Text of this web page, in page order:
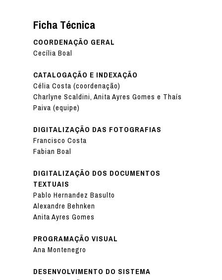
Ficha Técnica
COORDENAÇÃO GERAL
Cecília Boal
CATALOGAÇÃO E INDEXAÇÃO
Célia Costa (coordenação)
Charlyne Scaldini, Anita Ayres Gomes e Thaís
Paiva (equipe)
DIGITALIZAÇÃO DAS FOTOGRAFIAS
Francisco Costa
Fabian Boal
DIGITALIZAÇÃO DOS DOCUMENTOS
TEXTUAIS
Pablo Hernandez Basulto
Alexandre Behnken
Anita Ayres Gomes
PROGRAMAÇÃO VISUAL
Ana Montenegro
DESENVOLVIMENTO DO SISTEMA